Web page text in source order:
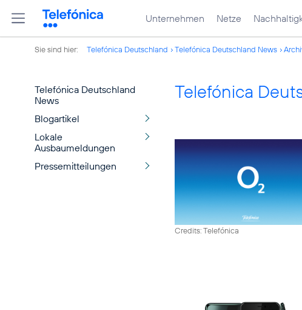
Unternehmen Netze
Sie sind hier: Telefónica Deutschland Telefónica Deutschland News
Telefónica Deutschland
News
Blogartikel
Lokale
Ausbaumeldungen
Pressemitteilungen
Telefónica
Credits: Telefónica